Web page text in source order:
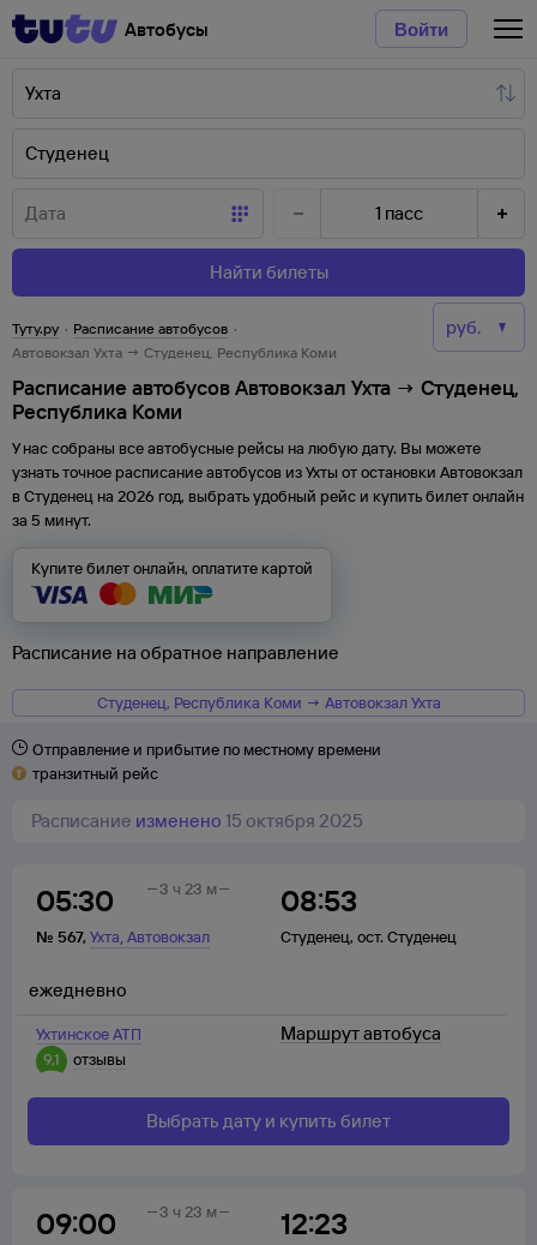
Автобусы Войти
1 пасс
Найти билеты
Туту.ру · Расписание автобусов ·
Автовокзал Ухта → Студенец, Республика Коми
Расписание автобусов Автовокзал Ухта → Студенец,
Республика Коми
У нас собраны все автобусные рейсы на любую дату. Вы можете
узнать точное расписание автобусов изУхты отостановки Автовокзал
в Студенец на 2026 год, выбрать удобный рейс и купить билет онлайн
за 5 минут.
Купите билет онлайн, оплатите картой
Расписание на обратное направление
Студенец, Республика Коми → Автовокзал Ухта
Отправление и прибытие по местному времени
транзитный рейс
Расписание изменено 15 октября 2025
05:30
№ 567, Ухта,Автовокзал
08:53
Студенец, ост. Студенец
3 ч 23 м
Ухтинское АТП
9,1
отзывы
ежедневно
Маршрут автобуса
Выбрать дату и купить билет
09:00 12:23
3 ч 23 м